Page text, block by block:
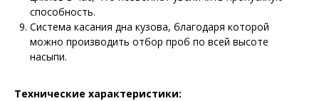
способность.
Система касания дна кузова, благодаря которой
можно производить отбор проб по всей высоте
насыпи.
Технические характеристики: